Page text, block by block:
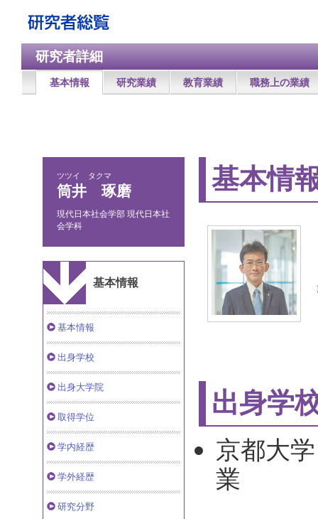
研究者詳細
基本情報 研究業績 教育業績 職務上の業績
ツツイ タクマ
筒井 琢磨
現代日本社会学部 現代日本社
会学科
基本情報
基本情報
出身学校
出身大学院
取得学位
学内経歴
学外経歴
研究分野
基本情
出身学
京都大
業